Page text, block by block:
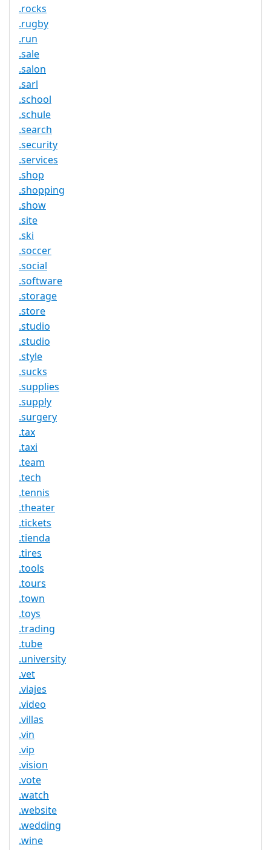
.rocks
.rugby
.run
.sale
.salon
.sarl
.school
.schule
.search
.security
.services
.shop
.shopping
.show
.site
.ski
.soccer
.social
.software
.storage
.store
.studio
.studio
.style
.sucks
.supplies
.supply
.surgery
.tax
.taxi
.team
.tech
.tennis
.theater
.tickets
.tienda
.tires
.tools
.tours
.town
.toys
.trading
.tube
.university
.vet
.viajes
.video
.villas
.vin
.vip
.vision
.vote
.watch
.website
.wedding
.wine